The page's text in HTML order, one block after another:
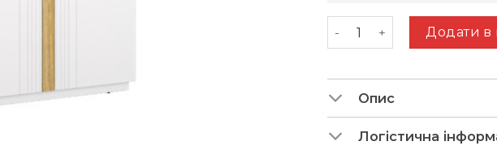
Deko V (пенал 1д1в)
Додати в
Опис
Логістична